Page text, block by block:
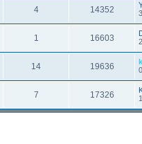
4 14352
1 16603
14 19636
7 17326